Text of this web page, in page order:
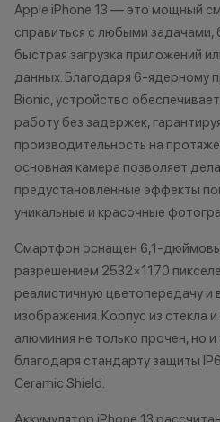
договора купли-продажи по
причинам (отсутствие товара,
нарушение правил акции, иные
обоснованные причины).
•Организатор (продавец) на
усмотрение имеет право
одностороннем порядке.
Остались вопросы?
мессенджерах
Apple iPhone 13 — это мощный
справиться с любыми задачами,
быстрая загрузка приложений
данных. Благодаря 6-ядерному
Bionic, устройство
работу без задержек,
производительность на
основная камера позволяет
предустановленные эффекты
уникальные и красочные
Смартфон оснащен 6,1-
разрешением 2532×1170
реалистичную цветопередачу и
изображения. Корпус из стекла
алюминия не только прочен, но и
благодаря стандарту защиты
Ceramic Shield.